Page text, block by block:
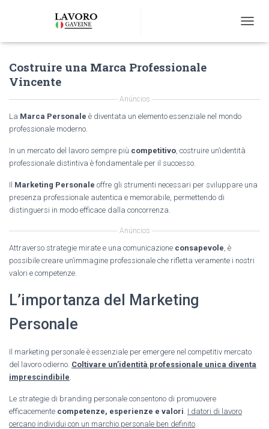
O
N
O
Costruire una Marca Professionale
Vincente
Anúncios
La Marca Personale è diventata un elemento essenziale nel mondo
professionale moderno.
In un mercato del lavoro sempre più competitivo , costruire un’identità
professionale distintiva è fondamentale per il successo.
Il Marketing Personale offre gli strumenti necessari per sviluppare una
presenza professionale autentica e memorabile, permettendo di
distinguersi in modo efficace dalla concorrenza.
Anúncios
Attraverso strategie mirate e una comunicazione consapevole , è
possibile creare un’immagine professionale che rifletta veramente i nostri
valori e competenze.
L’importanza del Marketing
Personale
Il marketing personale è essenziale per emergere nel competitiv mercato
del lavoro odierno. Coltivare un’identità professionale unica diventa
imprescindibile
Le strategie di branding personale consentono di promuovere
efficacemente competenze, esperienze e valori I datori di lavoro
cercano individui con un marchio personale ben definito